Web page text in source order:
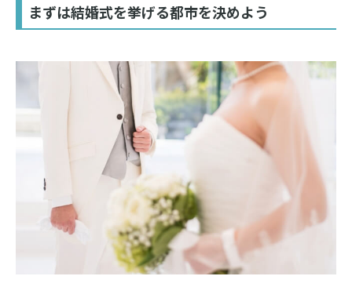
まずは結婚式を挙げる都市を決めよう